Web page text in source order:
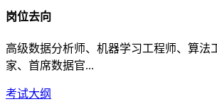
岗位去向
高级数据分析师、机器学习工程师、算法
家、首席数据官...
考试大纲